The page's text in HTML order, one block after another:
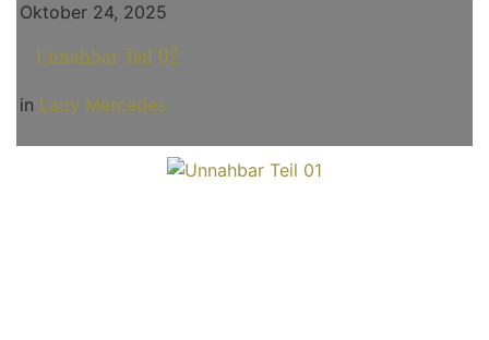
Oktober 24, 2025
Unnahbar Teil 02
in Lady Mercedes